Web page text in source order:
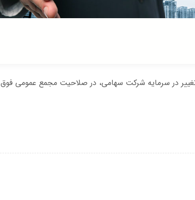
در سرمایه شرکت سهامی، در صلاحیت مجمع عمومی فوق